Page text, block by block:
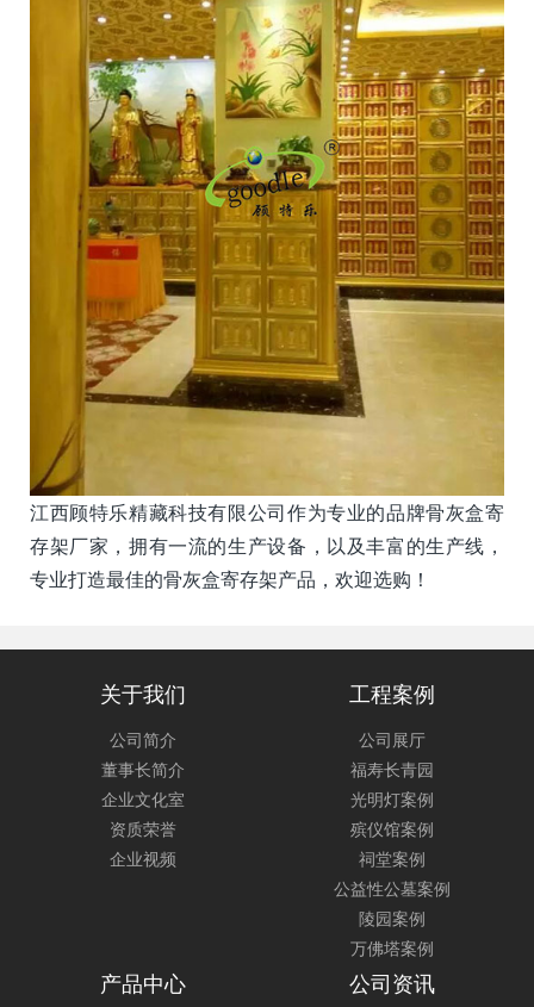
江西顾特乐精藏科技有限公司作为专业的品牌骨灰盒寄
存架厂家，拥有一流的生产设备，以及丰富的生产线，
专业打造最佳的骨灰盒寄存架产品，欢迎选购！
关于我们
公司简介
董事长简介
企业文化室
资质荣誉
企业视频
工程案例
公司展厅
福寿长青园
光明灯案例
殡仪馆案例
祠堂案例
公益性公墓案例
陵园案例
万佛塔案例
产品中心 公司资讯